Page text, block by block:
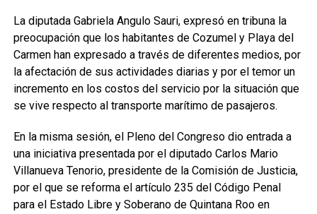
La diputada Gabriela Angulo Sauri, expresó en tribuna la
preocupación que los habitantes de Cozumel y Playa del
Carmen han expresado a través de diferentes medios, por
la afectación de sus actividades diarias y por el temor un
incremento en los costos del servicio por la situación que
se vive respecto al transporte marítimo de pasajeros.
En la misma sesión, el Pleno del Congreso dio entrada a
una iniciativa presentada por el diputado Carlos Mario
Villanueva Tenorio, presidente de la Comisión de Justicia,
por el que se reforma el artículo 235 del Código Penal
para el Estado Libre y Soberano de Quintana Roo en